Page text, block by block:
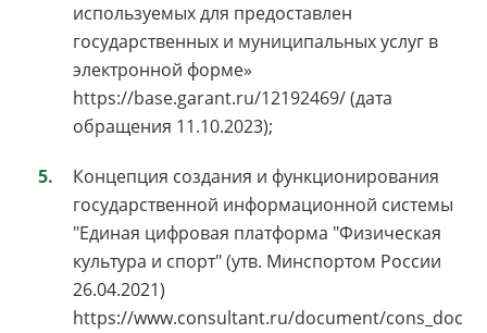
используемых для предоставлен
государственных и муниципальных услуг в
электронной форме»
https://base.garant.ru/12192469/ (дата
обращения 11.10.2023);
Концепция создания и функционирования
государственной информационной системы
"Единая цифровая платформа "Физическая
культура и спорт" (утв. Минспортом России
26.04.2021)
https://www.consultant.ru/document/cons_doc